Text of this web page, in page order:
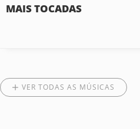
MAIS TOCADAS
VER TODAS AS MÚSICAS